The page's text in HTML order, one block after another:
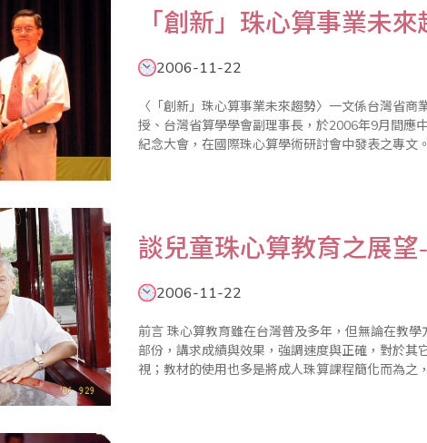
「創新」珠心算事業未
2006-11-22
〈「創新」珠心算事業未來趨勢〉一文係台灣省
授、台灣省算學學會副理事長，於2006年9月間應
紀念大會，在國際珠心算學術研討會中發表之專文。 一、 前言 珠心算是中國固有國粹，在日常生活中的應
談兒童珠心算教育之展
2006-11-22
前言 珠心算教育雖在台灣普及多年，但無論在教學方法、檢定制度甚至比賽的本質上，皆偏重於計算功能的
部份，講求成績與效果，強調速度與正確，對於
視；教材的使用也多是將成人珠算課程簡化而為之